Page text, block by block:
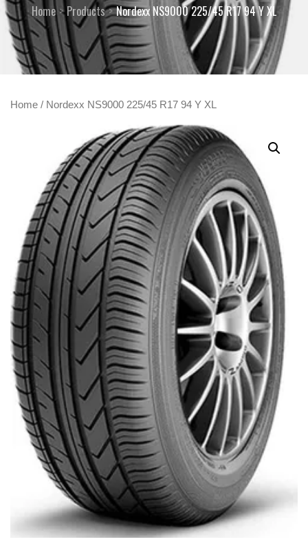
Home Products Nordexx NS9000 225/45 R17 94 Y XL
Home / Nordexx NS9000 225/45 R17 94 Y XL